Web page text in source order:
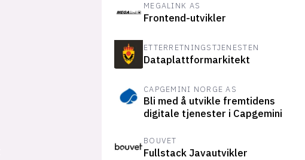
MEGALINK AS
Frontend-utvikler
ETTERRETNINGSTJENESTEN
Dataplattformarkitekt
CAPGEMINI NORGE AS
Bli med å utvikle fremtidens
digitale tjenester i Capgemini
BOUVET
Fullstack Javautvikler